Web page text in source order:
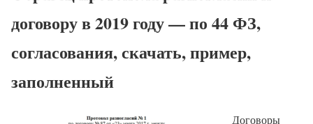
договору в 2019 году — по 44 ФЗ,
согласования, скачать, пример,
заполненный
Договоры